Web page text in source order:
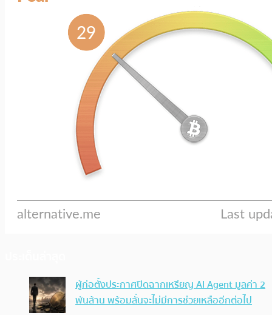
ผู้ก่อตั้งประกาศปิดฉากเหรียญ AI Agent มูลค่า 2
พันล้าน พร้อมลั่นจะไม่มีการช่วยเหลืออีกต่อไป